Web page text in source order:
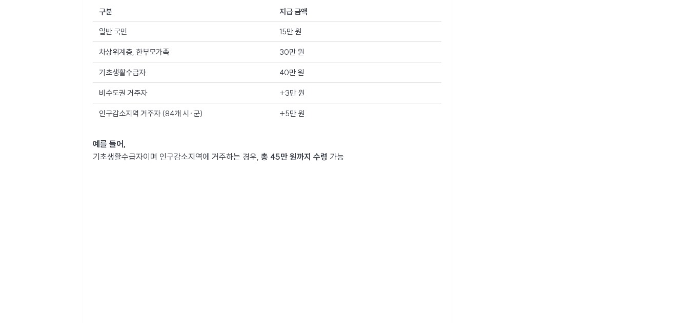
구분 지급 금액
일반 국민 15만 원
차상위계층, 한부모가족 30만 원
기초생활수급자 40만 원
비수도권 거주자 +3만 원
인구감소지역 거주자 (84개 시·군) +5만 원
예를 들어,
기초생활수급자이며 인구감소지역에 거주하는 경우, 총 45만 원까지 수령 가능